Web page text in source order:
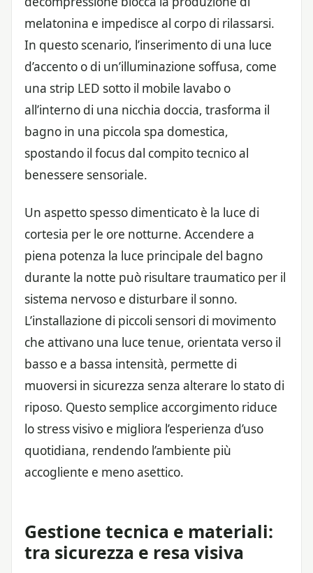
melatonina e impedisce al corpo di rilassarsi.
In questo scenario, l’inserimento di una luce
d’accento o di un’illuminazione soffusa, come
una strip LED sotto il mobile lavabo o
all’interno di una nicchia doccia, trasforma il
bagno in una piccola spa domestica,
spostando il focus dal compito tecnico al
benessere sensoriale.
Un aspetto spesso dimenticato è la luce di
cortesia per le ore notturne. Accendere a
piena potenza la luce principale del bagno
durante la notte può risultare traumatico per il
sistema nervoso e disturbare il sonno.
L’installazione di piccoli sensori di movimento
che attivano una luce tenue, orientata verso il
basso e a bassa intensità, permette di
muoversi in sicurezza senza alterare lo stato di
riposo. Questo semplice accorgimento riduce
lo stress visivo e migliora l’esperienza d’uso
quotidiana, rendendo l’ambiente più
accogliente e meno asettico.
Gestione tecnica e materiali:
tra sicurezza e resa visiva